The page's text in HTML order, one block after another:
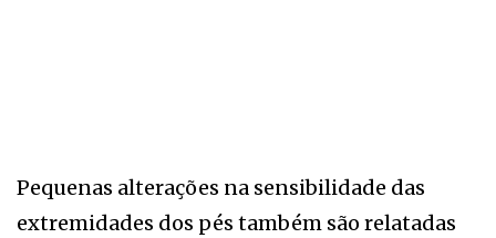
Pequenas alterações na sensibilidade das
extremidades dos pés também são relatadas